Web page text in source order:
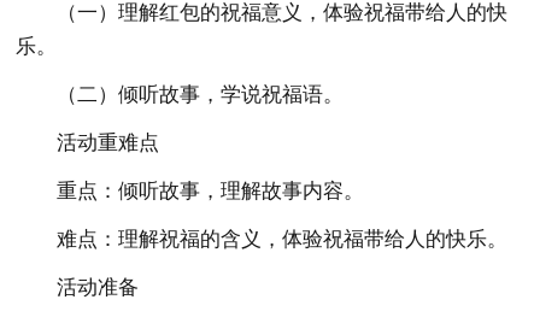
（一）理解红包的祝福意义，体验祝福带给人的快
乐。
（二）倾听故事，学说祝福语。
活动重难点
重点：倾听故事，理解故事内容。
难点：理解祝福的含义，体验祝福带给人的快乐。
活动准备